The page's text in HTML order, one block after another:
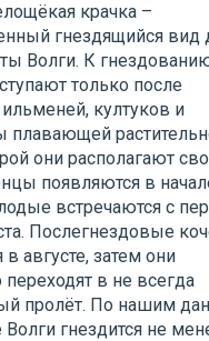
крачка –
гнездящийся вид
Волги. К
только после
ильменей, култуков и
плавающей
они располагают
появляются в
встречаются с
Послегнездовые
в августе, затем они
переходят в не всегда
пролёт. По нашим
Волги гнездится не